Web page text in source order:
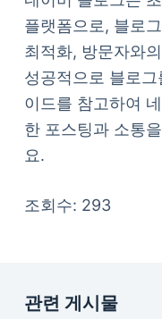
플랫폼으로, 블로
최적화, 방문자와
성공적으로 블로
이드를 참고하여
한 포스팅과 소통
요.
조회수: 293
관련 게시물